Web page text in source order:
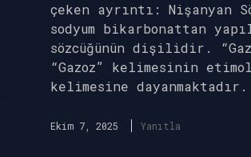
çeken ayrıntı: Nişanyan
sodyum bikarbonattan
sözcüğünün dişilidir.
“Gazoz” kelimesinin
kelimesine dayanmaktadır.
Ekim 7, 2025 Yanıtla